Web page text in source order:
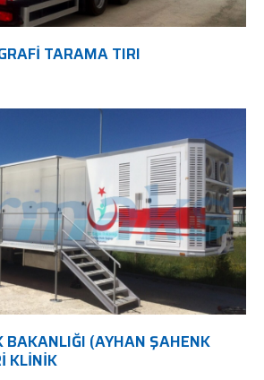
TARAMA TIRI
BAKANLIĞI (AYHAN ŞAHENK
KLINIK